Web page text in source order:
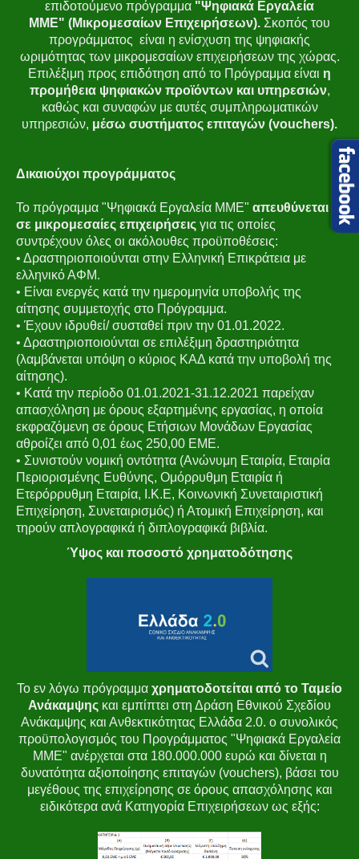
επιδοτούμενο πρόγραμμα "Ψηφιακά Εργαλεία
ΜΜΕ" (Μικρομεσαίων Επιχειρήσεων). Σκοπός του
προγράμματος είναι η ενίσχυση της ψηφιακής
ωριμότητας των μικρομεσαίων επιχειρήσεων της χώρας.
Επιλέξιμη προς επιδότηση από το Πρόγραμμα είναι η
προμήθεια ψηφιακών προϊόντων και υπηρεσιών,
καθώς και συναφών με αυτές συμπληρωματικών
υπηρεσιών, μέσω συστήματος επιταγών (vouchers).
Δικαιούχοι προγράμματος
Το πρόγραμμα "Ψηφιακά Εργαλεία ΜΜΕ" απευθύνεται
σε μικρομεσαίες επιχειρήσεις για τις οποίες
συντρέχουν όλες οι ακόλουθες προϋποθέσεις:
• Δραστηριοποιούνται στην Ελληνική Επικράτεια με
ελληνικό ΑΦΜ.
• Είναι ενεργές κατά την ημερομηνία υποβολής της
αίτησης συμμετοχής στο Πρόγραμμα.
• Έχουν ιδρυθεί/ συσταθεί πριν την 01.01.2022.
• Δραστηριοποιούνται σε επιλέξιμη δραστηριότητα
(λαμβάνεται υπόψη ο κύριος ΚΑΔ κατά την υποβολή της
αίτησης).
• Κατά την περίοδο 01.01.2021-31.12.2021 παρείχαν
απασχόληση με όρους εξαρτημένης εργασίας, η οποία
εκφραζόμενη σε όρους Ετήσιων Μονάδων Εργασίας
αθροίζει από 0,01 έως 250,00 ΕΜΕ.
• Συνιστούν νομική οντότητα (Ανώνυμη Εταιρία, Εταιρία
Περιορισμένης Ευθύνης, Ομόρρυθμη Εταιρία ή
Ετερόρρυθμη Εταιρία, Ι.Κ.Ε, Κοινωνική Συνεταιριστική
Επιχείρηση, Συνεταιρισμός) ή Ατομική Επιχείρηση, και
τηρούν απλογραφικά ή διπλογραφικά βιβλία.
Ύψος και ποσοστό χρηματοδότησης
Το εν λόγω πρόγραμμα χρηματοδοτείται από το Ταμείο
Ανάκαμψης και εμπίπτει στη Δράση Εθνικού Σχεδίου
Ανάκαμψης και Ανθεκτικότητας Ελλάδα 2.0. ο συνολικός
προϋπολογισμός του Προγράμματος "Ψηφιακά Εργαλεία
ΜΜΕ" ανέρχεται στα 180.000.000 ευρώ και δίνεται η
δυνατότητα αξιοποίησης επιταγών (vouchers), βάσει του
μεγέθους της επιχείρησης σε όρους απασχόλησης και
ειδικότερα ανά Κατηγορία Επιχειρήσεων ως εξής: